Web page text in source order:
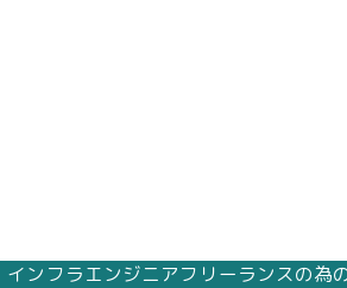
インフラエンジニアフリーランスの為